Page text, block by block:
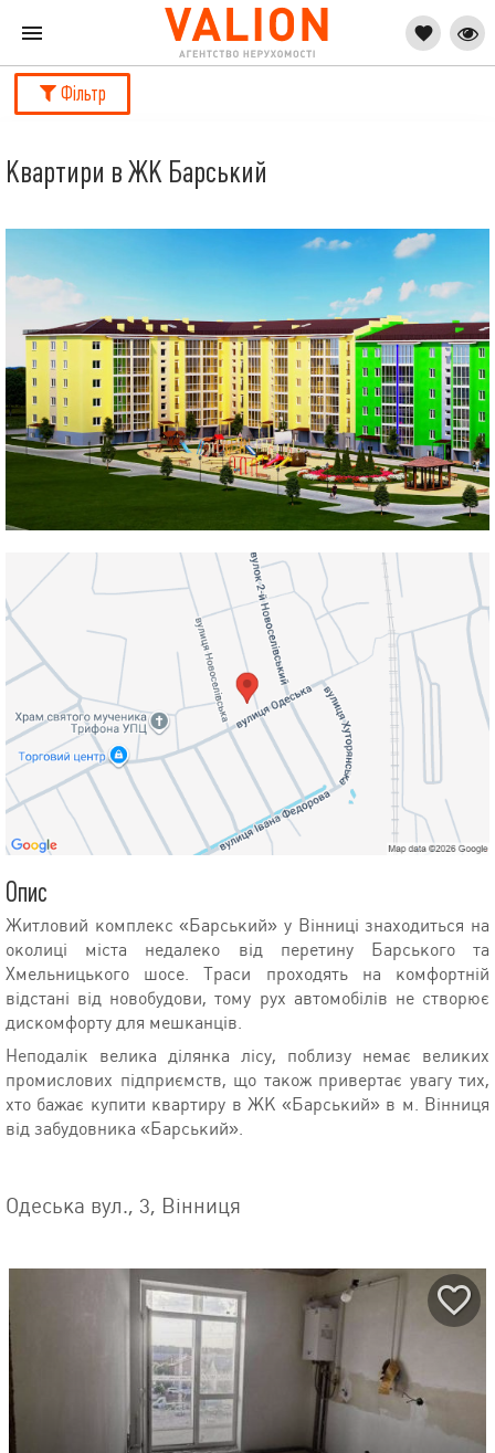
Фільтр
Квартири в ЖК Барський
Опис
Житловий комплекс «Барський» у Вінниці знаходиться на
околиці міста недалеко від перетину Барського та
Хмельницького шосе. Траси проходять на комфортній
відстані від новобудови, тому рух автомобілів не створює
дискомфорту для мешканців.
Неподалік велика ділянка лісу, поблизу немає великих
промислових підприємств, що також привертає увагу тих,
хто бажає купити квартиру в ЖК «Барський» в м. Вінниця
від забудовника «Барський».
Одеська вул., 3, Вінниця